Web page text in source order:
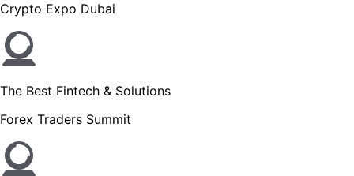
Crypto Expo Dubai
The Best Fintech & Solutions
Forex Traders Summit